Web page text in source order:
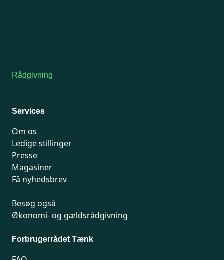
Rådgivning
Services
Om os
Ledige stillinger
Presse
Magasiner
Få nyhedsbrev
Besøg også
Økonomi- og gældsrådgivning
Forbrugerrådet Tænk